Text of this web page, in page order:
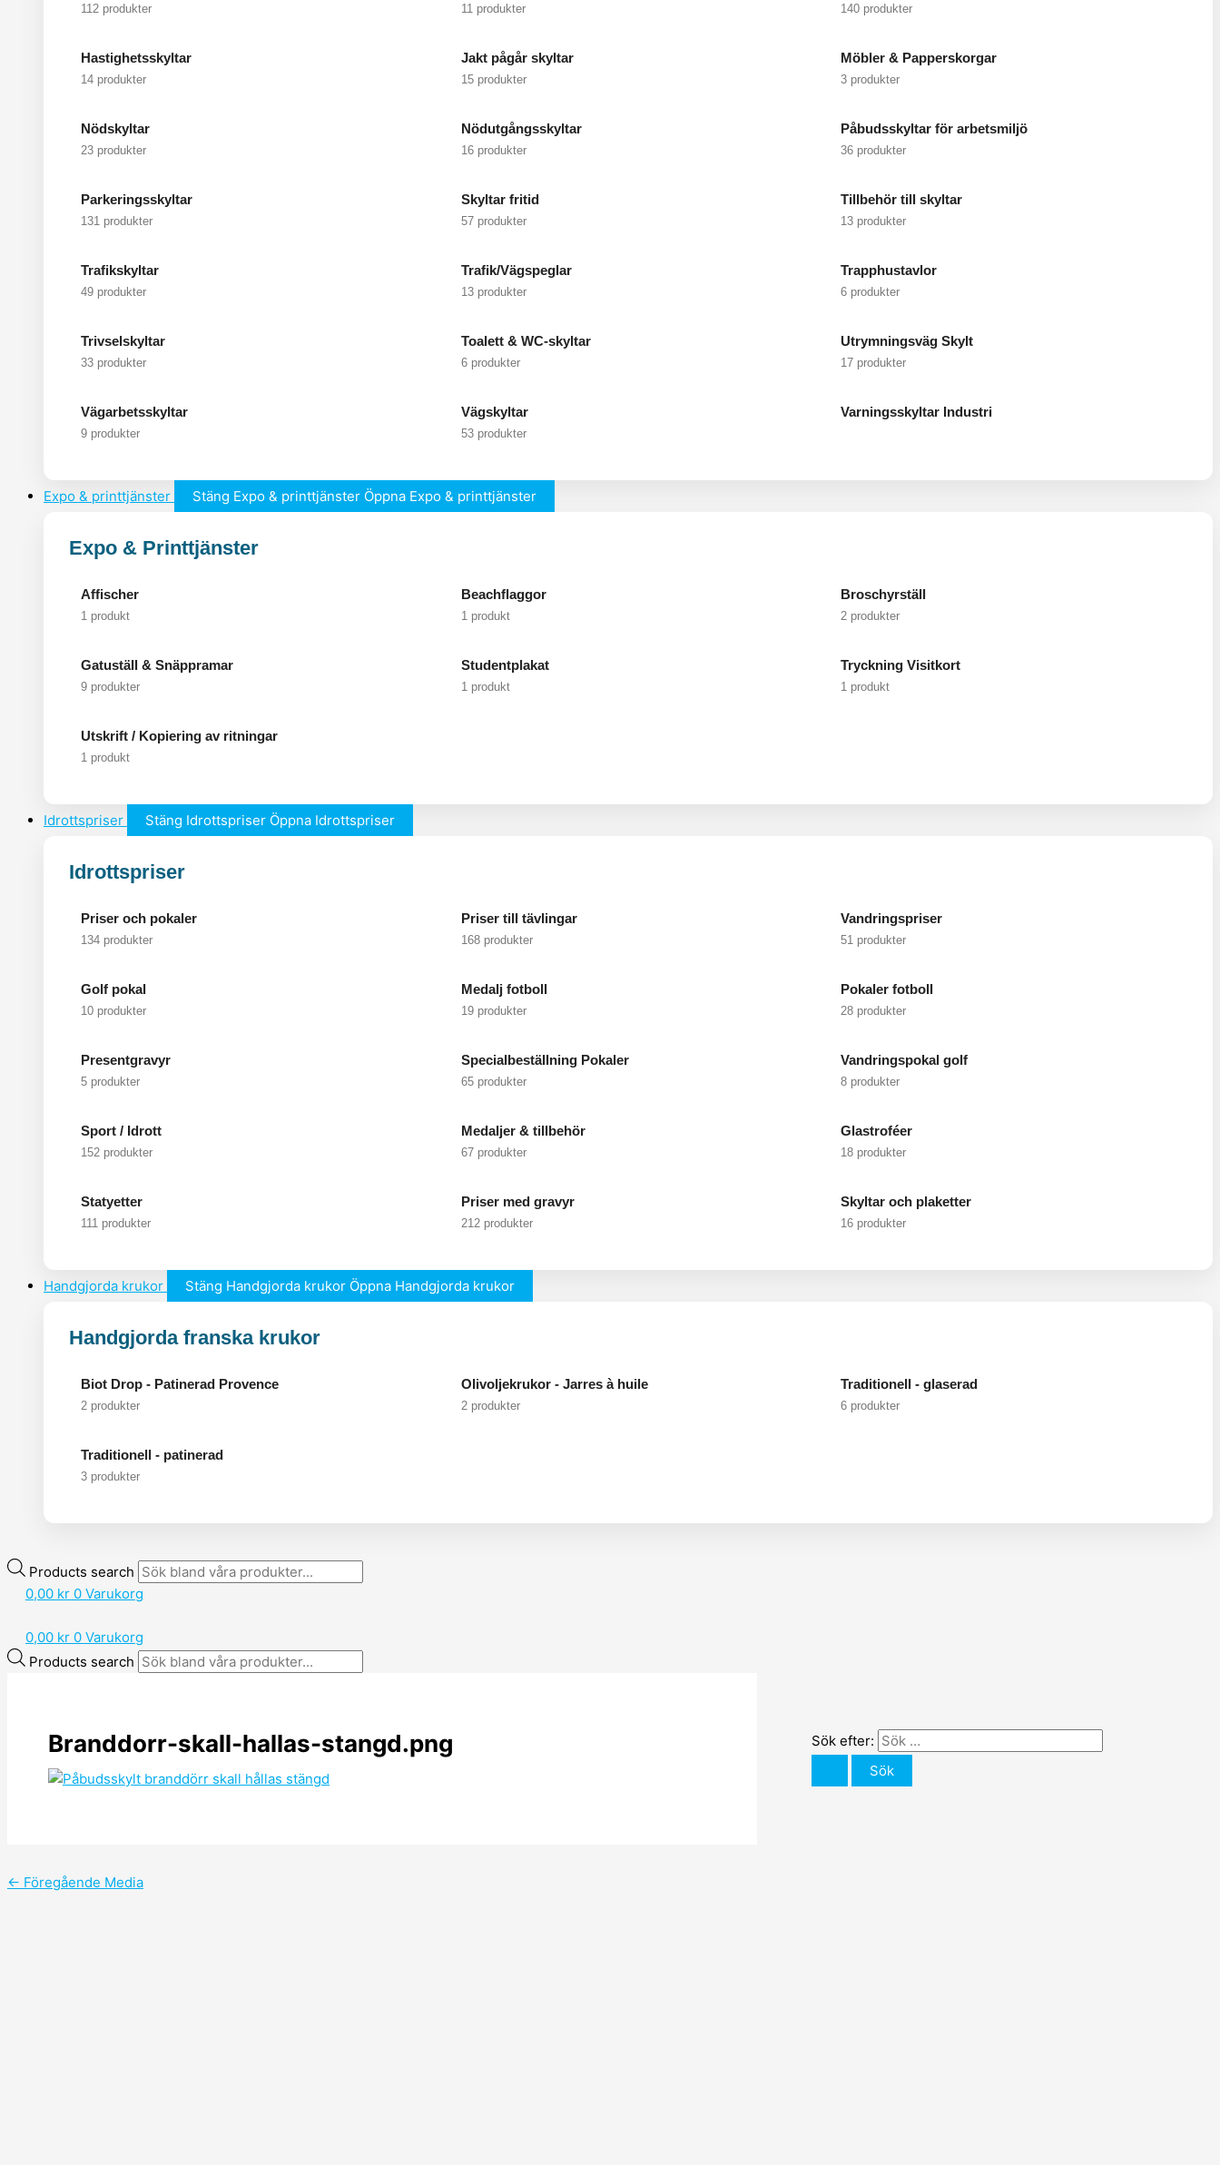
112 produkter 11 produkter 140 produkter
Hastighetsskyltar
14 produkter
Jakt pågår skyltar
15 produkter
Möbler & Papperskorgar
3 produkter
Nödskyltar
23 produkter
Nödutgångsskyltar
16 produkter
Påbudsskyltar för arbetsmiljö
36 produkter
Parkeringsskyltar
131 produkter
Skyltar fritid
57 produkter
Tillbehör till skyltar
13 produkter
Trafikskyltar
49 produkter
Trafik/Vägspeglar
13 produkter
Trapphustavlor
6 produkter
Trivselskyltar
33 produkter
Toalett & WC-skyltar
6 produkter
Utrymningsväg Skylt
17 produkter
Vägarbetsskyltar
9 produkter
Vägskyltar
53 produkter
Varningsskyltar Industri
Expo & printtjänster Stäng Expo & printtjänster Öppna Expo & printtjänster
Expo & Printtjänster
Affischer
1 produkt
Beachflaggor
1 produkt
Broschyrställ
2 produkter
Gatuställ & Snäppramar
9 produkter
Studentplakat
1 produkt
Tryckning Visitkort
1 produkt
Utskrift / Kopiering av ritningar
1 produkt
Idrottspriser Stäng Idrottspriser Öppna Idrottspriser
Idrottspriser
Priser och pokaler
134 produkter
Priser till tävlingar
168 produkter
Vandringspriser
51 produkter
Golf pokal
10 produkter
Medalj fotboll
19 produkter
Pokaler fotboll
28 produkter
Presentgravyr
5 produkter
Specialbeställning Pokaler
65 produkter
Vandringspokal golf
8 produkter
Sport / Idrott
152 produkter
Medaljer & tillbehör
67 produkter
Glastroféer
18 produkter
Statyetter
111 produkter
Priser med gravyr
212 produkter
Skyltar och plaketter
16 produkter
Handgjorda krukor Stäng Handgjorda krukor Öppna Handgjorda krukor
Handgjorda franska krukor
Biot Drop - Patinerad Provence
2 produkter
Olivoljekrukor - Jarres à huile
2 produkter
Traditionell - glaserad
6 produkter
Traditionell - patinerad
3 produkter
Products search
0,00 kr 0 Varukorg
0,00 kr 0 Varukorg
Products search
Branddorr-skall-hallas-stangd.png
← Föregående Media
Sök efter: